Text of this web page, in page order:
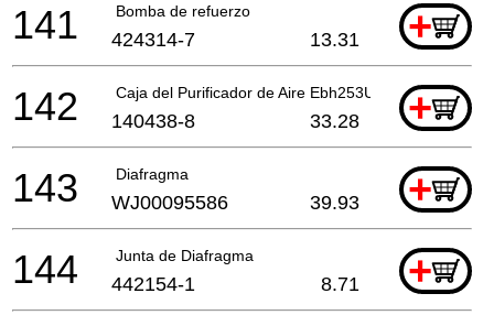
Bomba de refuerzo +
141 424314-7 13.31
Caja del Purificador de Aire Ebh253U A +
142 140438-8 33.28
Diafragma +
143 WJ00095586 39.93
Junta de Diafragma +
144 442154-1 8.71